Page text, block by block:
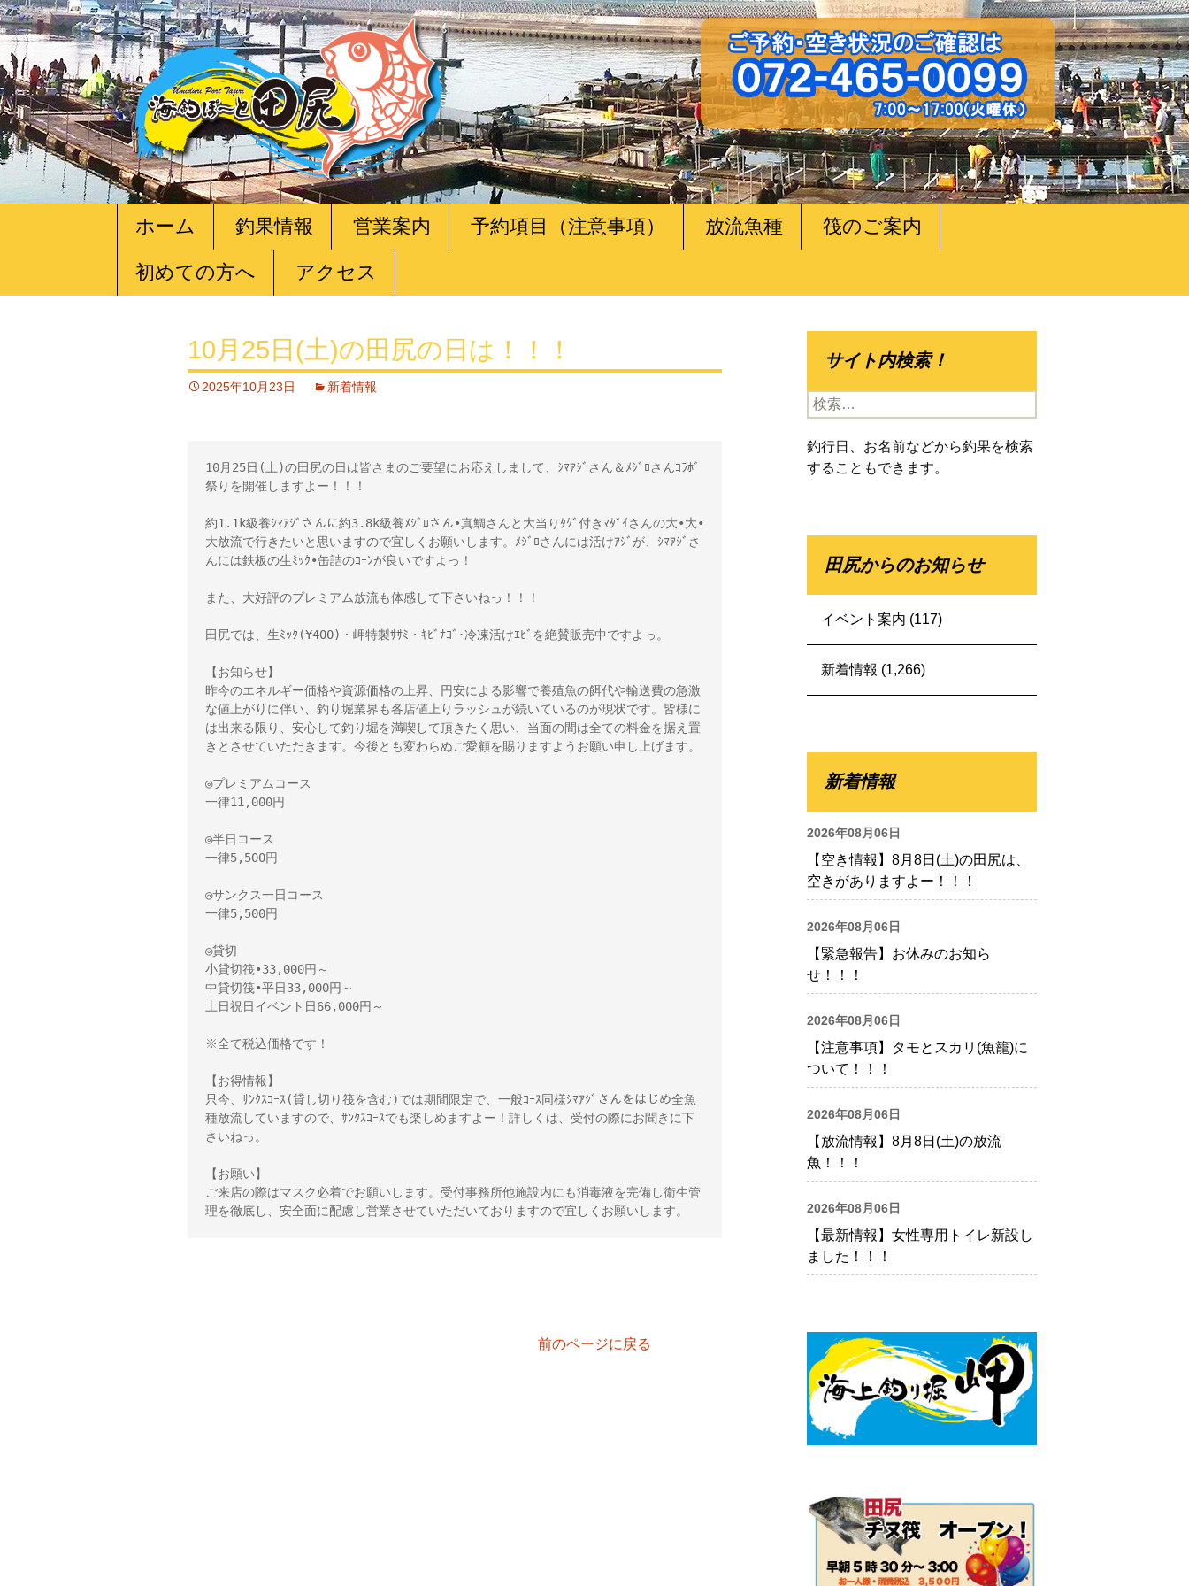
ツ
ホーム 釣果情報 営業案内 予約項目（注意事項） 放流魚種 筏のご案内
初めての方へ アクセス
10月25日(土)の田尻の日は！！！
2025年10月23日 新着情報
10月25日(土)の田尻の日は皆さまのご要望にお応えしまして、ｼﾏｱｼﾞさん＆ﾒｼﾞﾛさんｺﾗﾎﾞ
祭りを開催しますよー！！！
約1.1k級養ｼﾏｱｼﾞさんに約3.8k級養ﾒｼﾞﾛさん•真鯛さんと大当りﾀｸﾞ付きﾏﾀﾞｲさんの大•大•
大放流で行きたいと思いますので宜しくお願いします。ﾒｼﾞﾛさんには活けｱｼﾞが、ｼﾏｱｼﾞさ
んには鉄板の生ﾐｯｸ•缶詰のｺｰﾝが良いですよっ！
また、大好評のプレミアム放流も体感して下さいねっ！！！
田尻では、生ﾐｯｸ(¥400)・岬特製ｻｻﾐ・ｷﾋﾞﾅｺﾞ･冷凍活けｴﾋﾞを絶賛販売中ですよっ。
【お知らせ】
昨今のエネルギー価格や資源価格の上昇、円安による影響で養殖魚の餌代や輸送費の急激
な値上がりに伴い、釣り堀業界も各店値上りラッシュが続いているのが現状です。皆様に
は出来る限り、安心して釣り堀を満喫して頂きたく思い、当面の間は全ての料金を据え置
きとさせていただきます。今後とも変わらぬご愛顧を賜りますようお願い申し上げます。
◎プレミアムコース
一律11,000円
◎半日コース
一律5,500円
◎サンクス一日コース
一律5,500円
◎貸切
小貸切筏•33,000円～
中貸切筏•平日33,000円～
土日祝日イベント日66,000円～
※全て税込価格です！
【お得情報】
只今、ｻﾝｸｽｺｰｽ(貸し切り筏を含む)では期間限定で、一般ｺｰｽ同様ｼﾏｱｼﾞさんをはじめ全魚
種放流していますので、ｻﾝｸｽｺｰｽでも楽しめますよー！詳しくは、受付の際にお聞きに下
さいねっ。
【お願い】
ご来店の際はマスク必着でお願いします。受付事務所他施設内にも消毒液を完備し衛生管
理を徹底し、安全面に配慮し営業させていただいておりますので宜しくお願いします。
前のページに戻る
サイト内検索！
検
索:
釣行日、お名前などから釣果を検索
することもできます。
田尻からのお知らせ
イベント案内 (117)
新着情報 (1,266)
新着情報
2026年08月06日
【空き情報】8月8日(土)の田尻は、
空きがありますよー！！！
2026年08月06日
【緊急報告】お休みのお知ら
せ！！！
2026年08月06日
【注意事項】タモとスカリ(魚籠)に
ついて！！！
2026年08月06日
【放流情報】8月8日(土)の放流
魚！！！
2026年08月06日
【最新情報】女性専用トイレ新設し
ました！！！